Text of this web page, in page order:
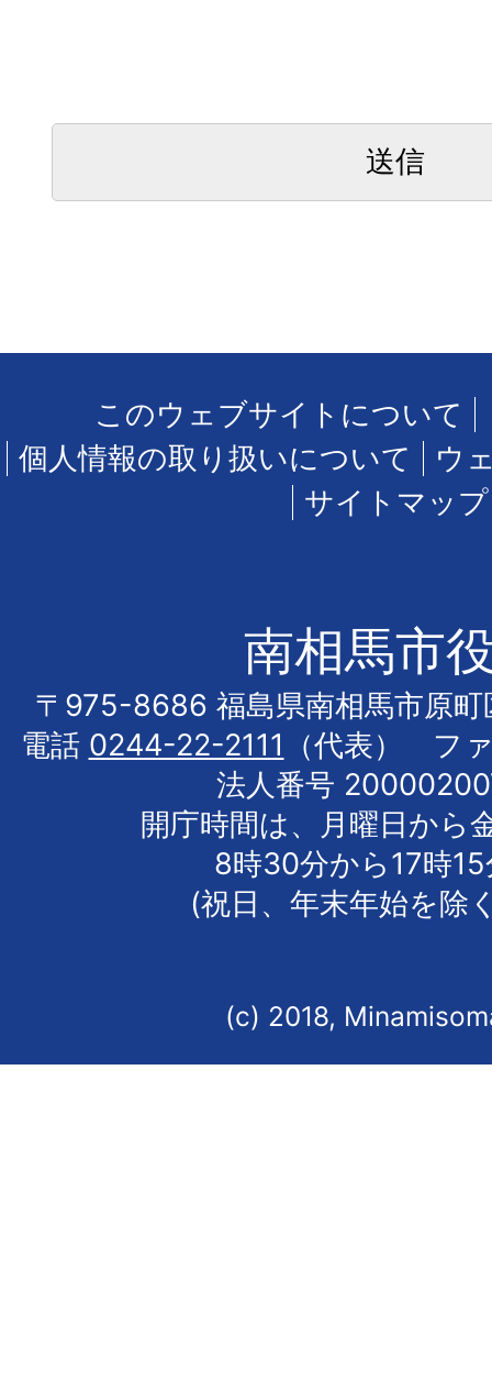
このウェブサイトについて
個人情報の取り扱いについて
ウ
サイトマップ
南相馬市
〒975-8686 福島県南相馬市原町
電話 0244-22-2111
（代表） フ
法人番号
開庁時間は、月曜日から
8時30分から17時
(祝日、年末年始を除
(c) 2018,